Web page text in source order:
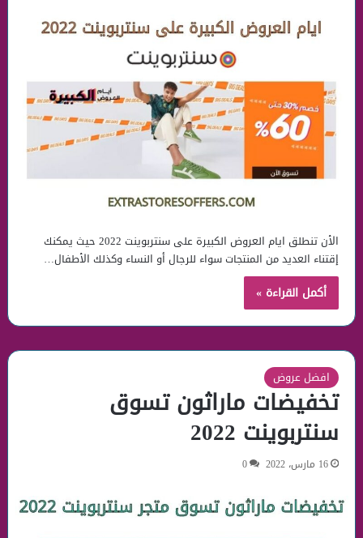
الأن تنطلق ايام العروض الكبيرة على سنتربوينت 2022 حيث يمكنك
إقتناء العديد من المنتجات سواء للرجال أو النساء وكذلك الأطفال…
أكمل القراءة »
افضل عروض
تخفيضات ماراثون تسوق
سنتربوينت 2022
16 مارس، 2022 0